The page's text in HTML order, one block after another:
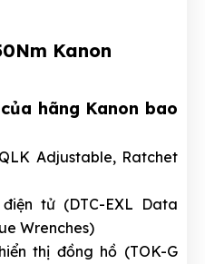
hãng Kanon bao
Adjustable, Ratchet
tử (DTC-EXL Data
Wrenches)
thị đồng hồ (TOK-G